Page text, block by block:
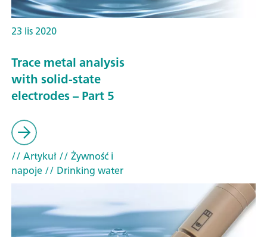
23 lis 2020
Trace metal analysis
with solid-state
electrodes – Part 5
// Artykuł// Żywność i
napoje// Drinking water